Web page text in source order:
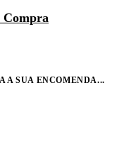
A SUA ENCOMENDA...